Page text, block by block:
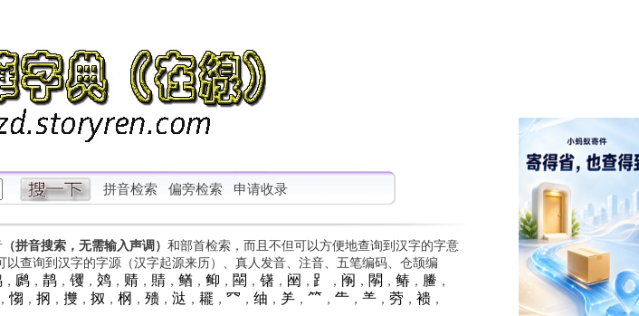
拼音检索 偏旁检索 申请收录
（拼音搜索，无需输入声调） 和部首检索，而且不但可以方便地查询到汉字的字意
查询到汉字的字源（汉字起源来历）、真人发音、注音、五笔编码、仓颉编
， 䴘， 䴖， 䦆， 䴔， 䞍， 䝼， 䲡 ， 䲟 ， 䦟 ， 䦃， 䦷 ， ⻊ ， 䦶 ， 䦛 ， 䲠 ， 䲢 ，
， 㥮 ， 㧏 ， 㩳， 㧐 ， 㭎 ， 㱮， 㳠 ， 䎱 ， ⺳ ， 䌷 ， ⺶， ⺮ ， ⺧， ⺷， 䓖， 䙌，